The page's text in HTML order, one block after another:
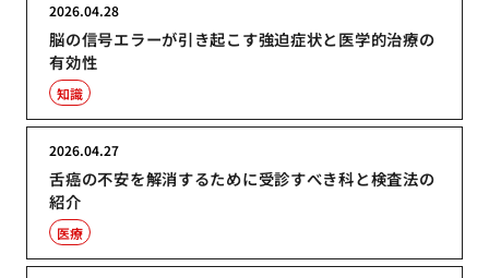
脳の信号エラーが引き起こす強迫症状と医学的治療の
有効性
2026.04.28
知識
舌癌の不安を解消するために受診すべき科と検査法の
紹介
2026.04.27
医療